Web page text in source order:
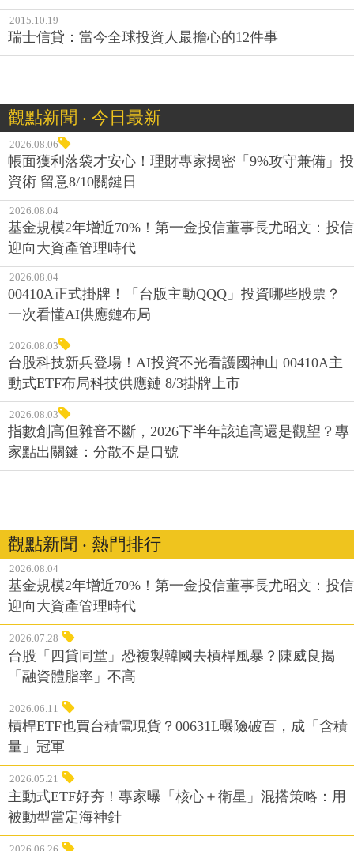
2015.10.19
瑞士信貸：當今全球投資人最擔心的12件事
觀點新聞 ‧ 今日最新
2026.08.06
帳面獲利落袋才安心！理財專家揭密「9%攻守兼備」投
資術 留意8/10關鍵日
2026.08.04
基金規模2年增近70%！第一金投信董事長尤昭文：投信
迎向大資產管理時代
2026.08.04
00410A正式掛牌！「台版主動QQQ」投資哪些股票？
一次看懂AI供應鏈布局
2026.08.03
台股科技新兵登場！AI投資不光看護國神山 00410A主
動式ETF布局科技供應鏈 8/3掛牌上市
2026.08.03
指數創高但雜音不斷，2026下半年該追高還是觀望？專
家點出關鍵：分散不是口號
觀點新聞 ‧ 熱門排行
2026.08.04
基金規模2年增近70%！第一金投信董事長尤昭文：投信
迎向大資產管理時代
2026.07.28
台股「四貸同堂」恐複製韓國去槓桿風暴？陳威良揭
「融資體脂率」不高
2026.06.11
槓桿ETF也買台積電現貨？00631L曝險破百，成「含積
量」冠軍
2026.05.21
主動式ETF好夯！專家曝「核心＋衛星」混搭策略：用
被動型當定海神針